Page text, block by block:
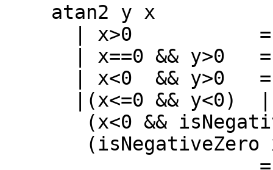
atan2 y x
| x>0 =
| x==0 && y>0
| x<0 && y>0 =
|(x<=0 && y<0)
(x<0 &&
(isNegativeZero x